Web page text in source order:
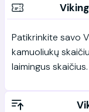
Patikrinkite savo
kamuoliukų
laimingus skaičius.